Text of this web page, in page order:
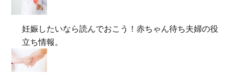
妊娠したいなら読んでおこう！赤ちゃん待ち夫婦の役
立ち情報。